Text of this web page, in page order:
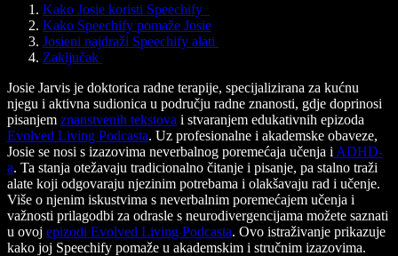
Kako Josie koristi Speechify
Kako Speechify pomaže Josie
Josieni najdraži Speechify alati
Zaključak
Josie Jarvis je doktorica radne terapije, specijalizirana za kućnu
njegu i aktivna sudionica u području radne znanosti, gdje doprinosi
pisanjem znanstvenih tekstova i stvaranjem edukativnih epizoda
Evolved Living Podcasta. Uz profesionalne i akademske obaveze,
Josie se nosi s izazovima neverbalnog poremećaja učenja i ADHD-
a. Ta stanja otežavaju tradicionalno čitanje i pisanje, pa stalno traži
alate koji odgovaraju njezinim potrebama i olakšavaju rad i učenje.
Više o njenim iskustvima s neverbalnim poremećajem učenja i
važnosti prilagodbi za odrasle s neurodivergencijama možete saznati
u ovoj epizodi Evolved Living Podcasta. Ovo istraživanje prikazuje
kako joj Speechify pomaže u akademskim i stručnim izazovima.